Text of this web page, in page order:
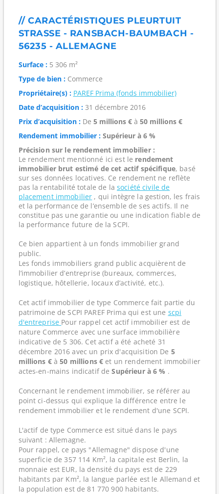
// CARACTÉRISTIQUES PLEURTUIT
STRASSE - RANSBACH-BAUMBACH -
56235 - ALLEMAGNE
Surface :5 306 m²
Type de bien :Commerce
Propriétaire(s) : PAREF Prima (fonds immobilier)
Date d’acquisition :31 décembre 2016
Prix d’acquisition :De 5 millions €à 50 millions €
Rendement immobilier : Supérieur à 6 %
Précision sur le rendement immobilier :
Le rendement mentionné ici est le rendement
immobilier brut estimé de cet actif spécifique, basé
sur ses données locatives. Ce rendement ne reflète
pas la rentabilité totale de la société civile de
placement immobilier , qui intègre la gestion, les frais
et la performance de l’ensemble de ses actifs. Il ne
constitue pas une garantie ou une indication fiable de
la performance future de la SCPI.
Ce bien appartient à un fonds immobilier grand
public.
Les fonds immobiliers grand public acquièrent de
l’immobilier d’entreprise (bureaux, commerces,
logistique, hôtellerie, locaux d’activité, etc.).
Cet actif immobilier de type Commerce fait partie du
patrimoine de SCPI PAREF Prima qui est une scpi
d'entreprise Pour rappel cet actif immobilier est de
nature Commerce avec une surface immobilière
indicative de 5 306. Cet actif a été acheté 31
décembre 2016 avec un prix d'acquisition De 5
millions €à50 millions € et un rendement immobilier
actes-en-mains indicatif deSupérieur à 6 % .
Concernant le rendement immobilier, se référer au
point ci-dessus qui explique la différence entre le
rendement immobilier et le rendement d'une SCPI.
L'actif de type Commerce est situé dans le pays
suivant : Allemagne.
Pour rappel, ce pays "Allemagne" dispose d'une
superficie de 357 114 Km², la capitale est Berlin, la
monnaie est EUR, la densité du pays est de 229
habitants par Km², la langue parlée est le Allemand et
la population est de 81 770 900 habitants.